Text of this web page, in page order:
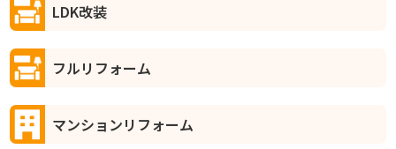
LDK改装
フルリフォーム
マンションリフォーム